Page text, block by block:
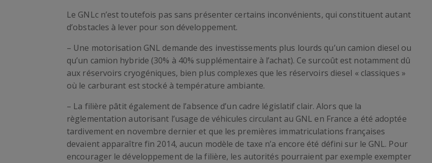
Le GNLc n’est toutefois pas sans présenter certains inconvénients, qui constituent autant
d’obstacles à lever pour son développement.
– Une motorisation GNL demande des investissements plus lourds qu’un camion diesel ou
qu’un camion hybride (30% à 40% supplémentaire à l’achat). Ce surcoût est notamment dû
aux réservoirs cryogéniques, bien plus complexes que les réservoirs diesel « classiques »
où le carburant est stocké à température ambiante.
– La filière pâtit également de l’absence d’un cadre législatif clair. Alors que la
règlementation autorisant l’usage de véhicules circulant au GNL en France a été adoptée
tardivement en novembre dernier et que les premières immatriculations françaises
devaient apparaître fin 2014, aucun modèle de taxe n’a encore été défini sur le GNL. Pour
encourager le développement de la filière, les autorités pourraient par exemple exempter